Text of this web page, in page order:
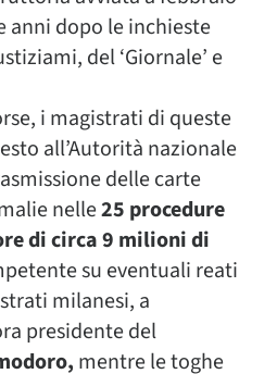
anni dopo le inchieste
del ‘Giornale’ e
i magistrati di queste
all’Autorità nazionale
delle carte
nelle25 procedure
di circa 9 milioni di
su eventuali reati
milanesi, a
presidente del
mentre le toghe